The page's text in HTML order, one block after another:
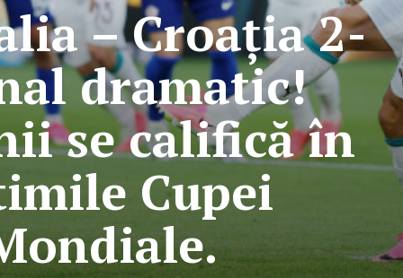
– Croația 2-
dramatic!
se califică în
Cupei